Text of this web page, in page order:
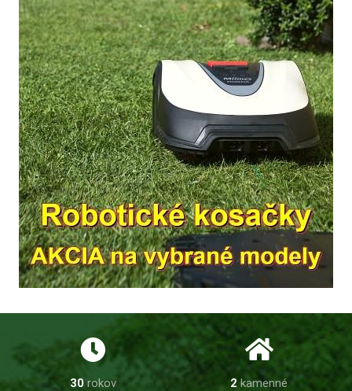
30rokov
2 kamenné